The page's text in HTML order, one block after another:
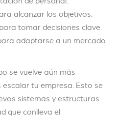
alcanzar los objetivos.
tomar decisiones clave.
adaptarse a un mercado
se vuelve aún más
tu empresa. Esto se
sistemas y estructuras
que conlleva el